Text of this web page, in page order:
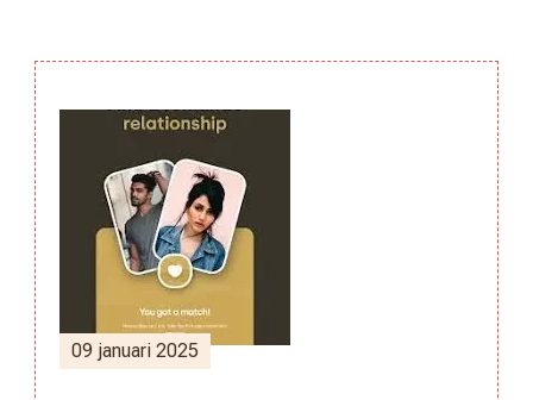
Berichtnavigatie
09 januari 2025